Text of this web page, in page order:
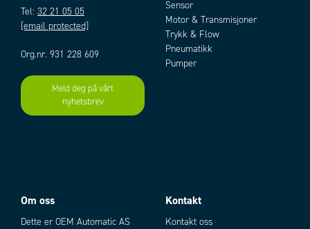
Tel: 32 21 05 05
[email protected]
Org.nr. 931 228 609
Meld deg på vårt
nyhetsbrev
Sensor
Motor & Transmisjoner
Trykk & Flow
Pneumatikk
Pumper
Om oss
Dette er OEM Automatic AS
Kontakt
Kontakt oss